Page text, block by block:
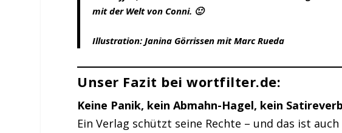
mit der Welt von Conni. 🙂
Illustration: Janina Görrissen mit Marc Rueda
Unser Fazit bei wortfilter.de:
Keine Panik, kein Abmahn-Hagel, kein
Ein Verlag schützt seine Rechte – und das ist